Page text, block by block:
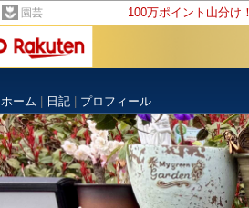
園芸 100万ポイント山分け
ホーム 日記 プロフィール